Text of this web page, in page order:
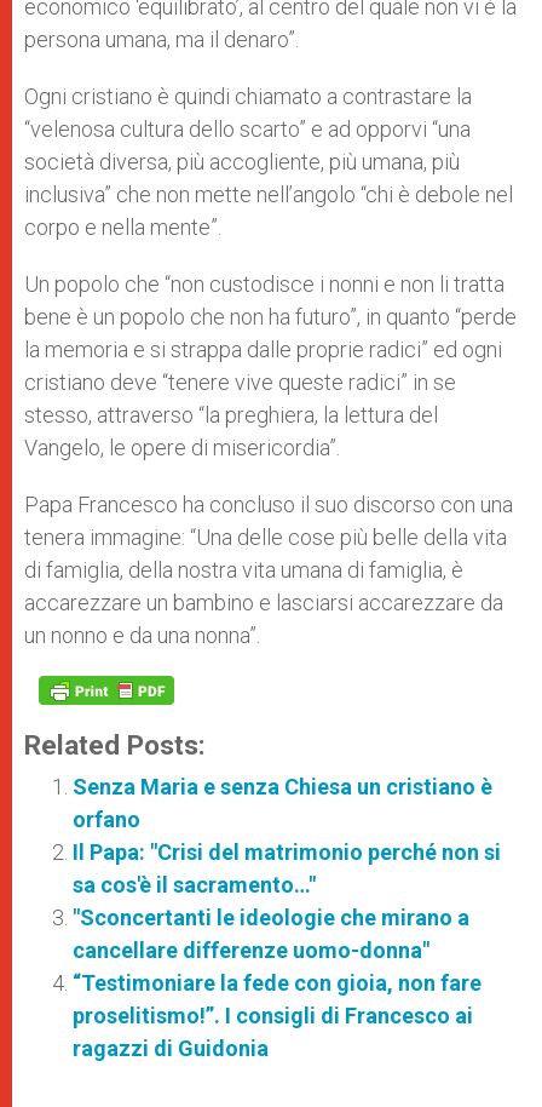
economico ‘equilibrato’, al centro del quale non vi è la
persona umana, ma il denaro”.
Ogni cristiano è quindi chiamato a contrastare la
“velenosa cultura dello scarto” e ad opporvi “una
società diversa, più accogliente, più umana, più
inclusiva” che non mette nell’angolo “chi è debole nel
corpo e nella mente”.
Un popolo che “non custodisce i nonni e non li tratta
bene è un popolo che non ha futuro”, in quanto “perde
la memoria e si strappa dalle proprie radici” ed ogni
cristiano deve “tenere vive queste radici” in se
stesso, attraverso “la preghiera, la lettura del
Vangelo, le opere di misericordia”.
Papa Francesco ha concluso il suo discorso con una
tenera immagine: “Una delle cose più belle della vita
di famiglia, della nostra vita umana di famiglia, è
accarezzare un bambino e lasciarsi accarezzare da
un nonno e da una nonna”.
Related Posts:
Senza Maria e senza Chiesa un cristiano è
orfano
Il Papa: "Crisi del matrimonio perché non si
sa cos'è il sacramento…"
"Sconcertanti le ideologie che mirano a
cancellare differenze uomo-donna"
“Testimoniare la fede con gioia, non fare
proselitismo!”. I consigli di Francesco ai
ragazzi di Guidonia